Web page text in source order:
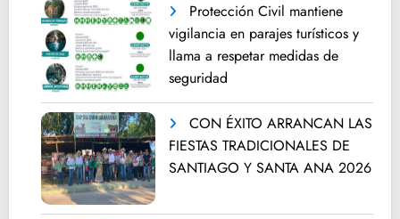
Protección Civil mantiene
vigilancia en parajes turísticos y
llama a respetar medidas de
seguridad
CON ÉXITO ARRANCAN LAS
FIESTAS TRADICIONALES DE
SANTIAGO Y SANTA ANA 2026